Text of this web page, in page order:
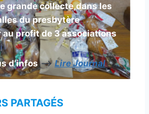
grande collecte,dans les
du presbytère
profit de 3 associations
d’infos—>Lire Journal
PARTAGÉS